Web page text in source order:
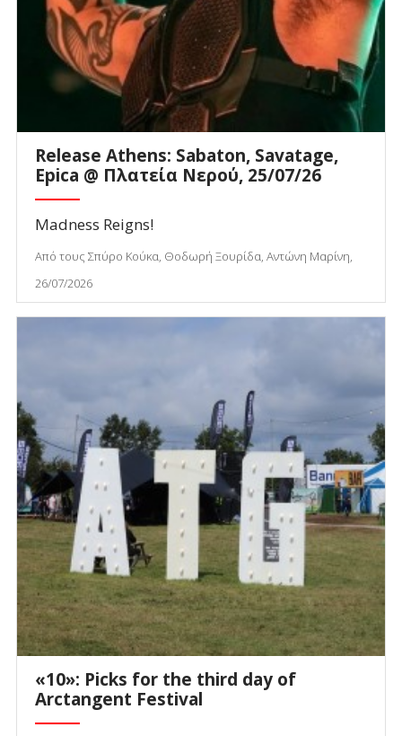
Release Athens: Sabaton, Savatage,
Epica @ Πλατεία Νερού, 25/07/26
Madness Reigns!
Από τους Σπύρο Κούκα, Θοδωρή Ξουρίδα, Αντώνη Μαρίνη,
26/07/2026
«10»: Picks for the third day of
Arctangent Festival